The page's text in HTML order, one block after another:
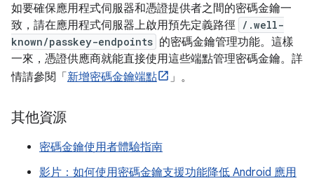
如要確保應用程式伺服器和憑證提供者之間的密碼金鑰一
致，請在應用程式伺服器上啟用預先定義路徑
/.well-
known/passkey-endpoints 的密碼金鑰管理功能。這樣
一來，憑證供應商就能直接使用這些端點管理密碼金鑰。詳
情請參閱「新增密碼金鑰端點 」。
其他資源
密碼金鑰使用者體驗指南
影片：如何使用密碼金鑰支援功能降低 Android 應用